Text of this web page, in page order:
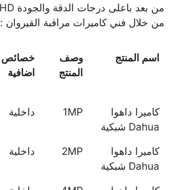
من خلال فني كاميرات مراقبة القيروان :
اسم المنتج
وصف
المنتج
خصائص
اضافية
كاميرا داهوا
Dahua شبكية
1MP داخلية
كاميرا داهوا
Dahua شبكية
2MP داخلية